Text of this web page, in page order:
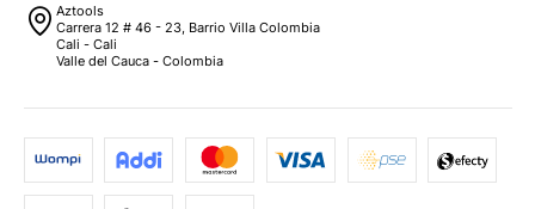
Aztools
Carrera 12 # 46 - 23, Barrio Villa Colombia
Cali - Cali
Valle del Cauca - Colombia